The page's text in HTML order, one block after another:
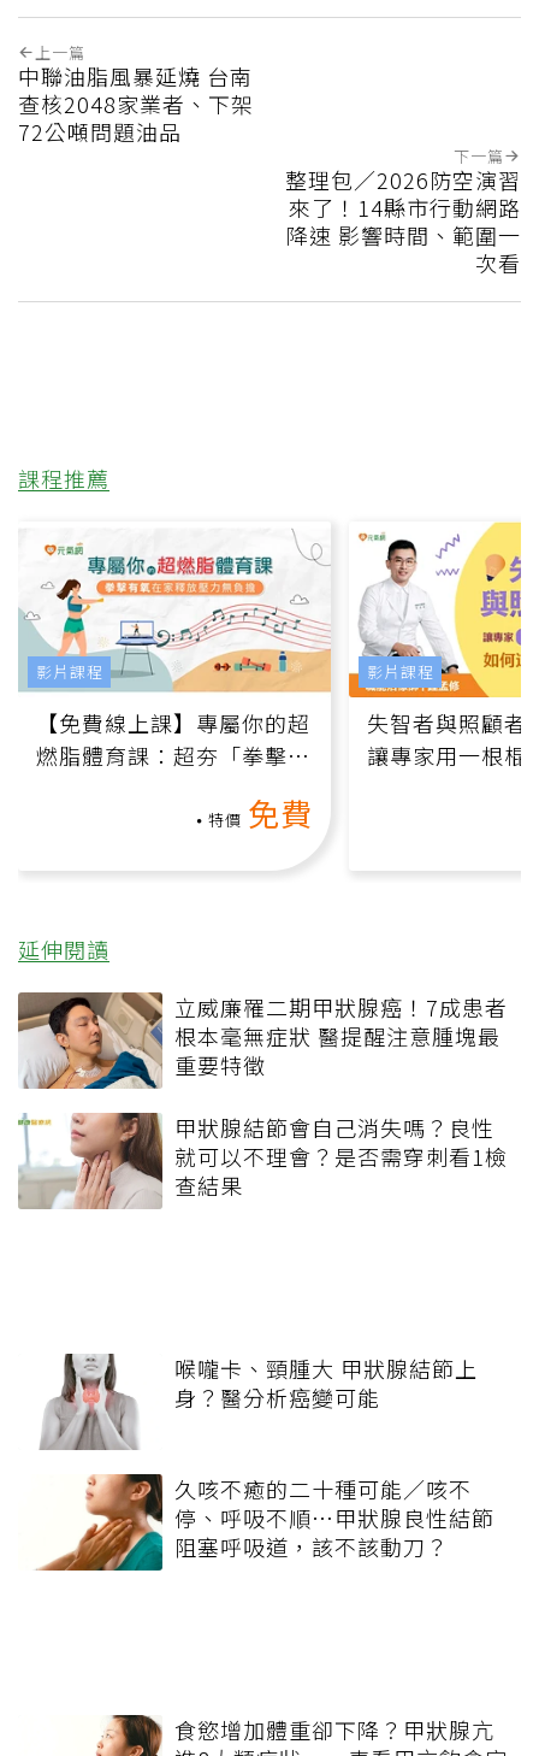
上一篇
中聯油脂風暴延燒 台南
查核2048家業者、下架
72公噸問題油品
下一篇
整理包／2026防空演習
來了！14縣市行動網路
降速 影響時間、範圍一
次看
課程推薦
【免費線上課】專屬你的超
燃脂體育課：超夯「拳擊有
特價 免費
影片課程
失智者與照顧者
讓專家用一根棍
影片課程
延伸閱讀
立威廉罹二期甲狀腺癌！7成患者
根本毫無症狀 醫提醒注意腫塊最
重要特徵
甲狀腺結節會自己消失嗎？良性
就可以不理會？是否需穿刺看1檢
查結果
喉嚨卡、頸腫大 甲狀腺結節上
身？醫分析癌變可能
久咳不癒的二十種可能／咳不
停、呼吸不順…甲狀腺良性結節
阻塞呼吸道，該不該動刀？
食慾增加體重卻下降？甲狀腺亢